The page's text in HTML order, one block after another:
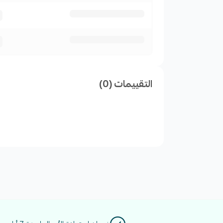
✅ قابلة للتعديل الكامل بدون كود
- نوافذ الكوبونات والخصومات
التقييمات (0)